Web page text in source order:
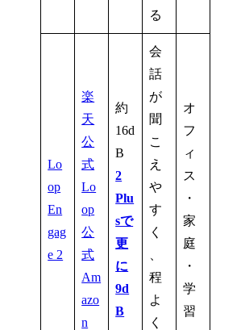
る
Lo
op
En
gag
e 2
楽
天
公
式
Lo
op
公
式
Am
azo
n
約
16d
B
2
Plu
sで
更
に
9d
B
会
話
が
聞
こ
え
や
す
く
程
よ
く
オ
フ
ィ
ス
・
家
庭
・
学
習